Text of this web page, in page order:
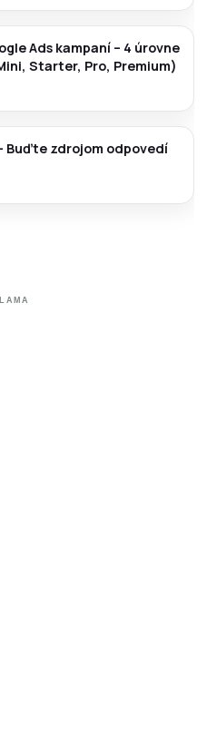
Ads kampaní – 4 úrovne
Starter, Pro, Premium)
Buďte zdrojom odpovedí